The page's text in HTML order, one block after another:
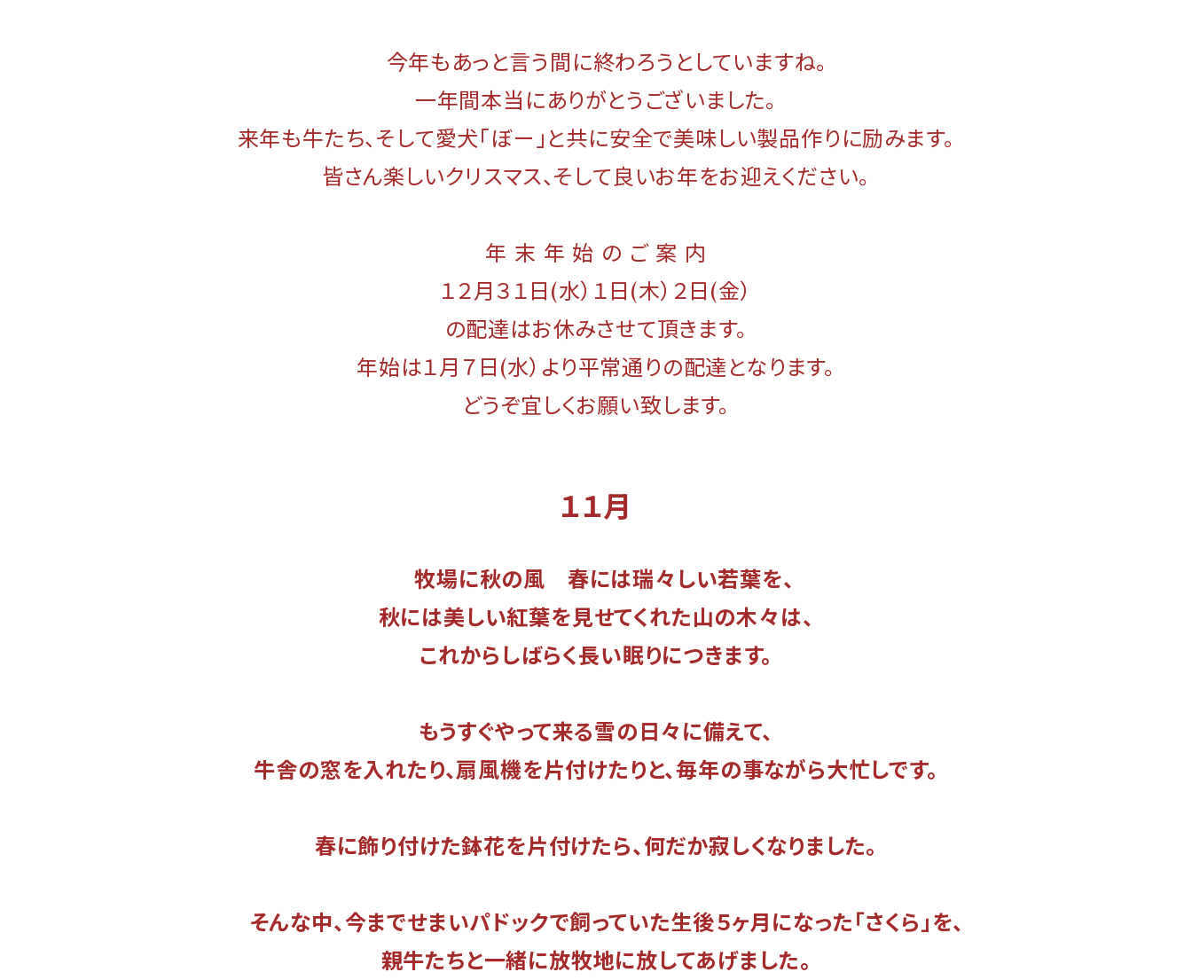
今年もあっと言う間に終わろうとしていますね。
一年間本当にありがとうございました。
来年も牛たち、そして愛犬「ぼー」と共に安全で美味しい製品作りに励みます。
皆さん楽しいクリスマス、そして良いお年をお迎えください。
年 末 年 始 の ご 案 内
１２月３１日(水）１日(木）２日(金）
の配達はお休みさせて頂きます。
年始は１月７日(水）より平常通りの配達となります。
どうぞ宜しくお願い致します。
１１月
牧場に秋の風 春には瑞々しい若葉を、
秋には美しい紅葉を見せてくれた山の木々は、
これからしばらく長い眠りにつきます。
もうすぐやって来る雪の日々に備えて、
牛舎の窓を入れたり、扇風機を片付けたりと、毎年の事ながら大忙しです。
春に飾り付けた鉢花を片付けたら、何だか寂しくなりました。
そんな中、今までせまいパドックで飼っていた生後５ヶ月になった「さくら」を、
親牛たちと一緒に放牧地に放してあげました。